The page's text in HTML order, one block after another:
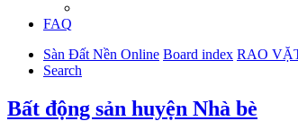
FAQ
Sàn Đất Nền Online Board index RAO
Search
Bất động sản huyện Nhà bè